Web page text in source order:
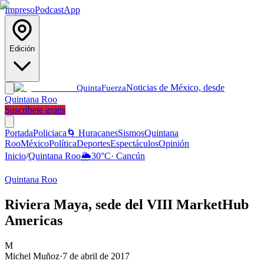
ImpresoPodcastApp
Edición
QuintaFuerzaNoticias de México, desde
Quintana Roo
Suscríbete gratis
PortadaPoliciaca 🌀 HuracanesSismosQuintana
RooMéxicoPolíticaDeportesEspectáculosOpinión
Inicio/Quintana Roo🌦️30°C· Cancún
Quintana Roo
Riviera Maya, sede del VIII MarketHub
Americas
M
Michel Muñoz·7 de abril de 2017